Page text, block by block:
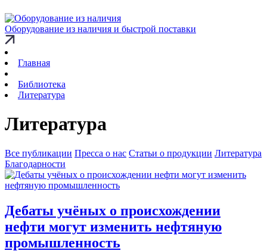
Оборудование из наличия и быстрой поставки
Главная
Библиотека
Литература
Литература
Все публикации Пресса о нас Статьи о продукции Литература
Благодарности
Дебаты учёных о происхождении
нефти могут изменить нефтяную
промышленность